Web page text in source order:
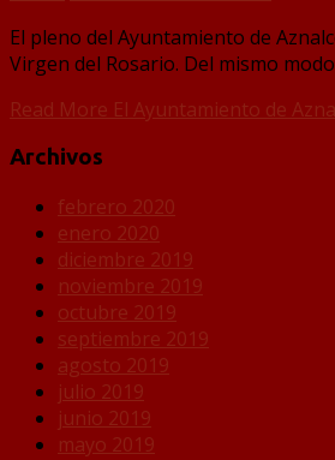
El pleno del Ayuntamiento de
Virgen del Rosario. Del mismo
Read More El Ayuntamiento de
Archivos
febrero 2020
enero 2020
diciembre 2019
noviembre 2019
octubre 2019
septiembre 2019
agosto 2019
julio 2019
junio 2019
mayo 2019